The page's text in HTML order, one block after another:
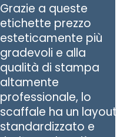
Grazie a queste
etichette prezzo
esteticamente più
gradevoli e alla
qualità di stampa
altamente
professionale, lo
scaffale ha un layout
standardizzato e